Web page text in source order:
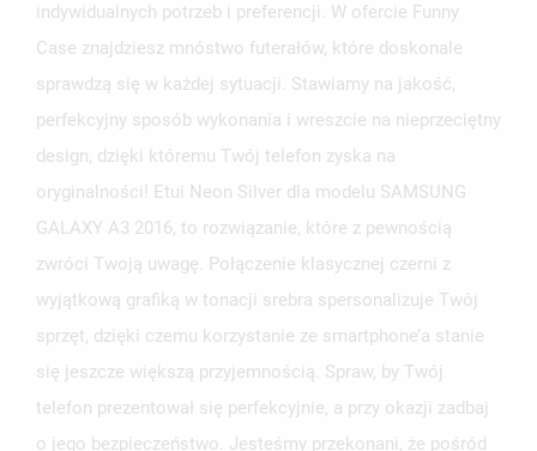
indywidualnych potrzeb i preferencji. W ofercie Funny
Case znajdziesz mnóstwo futerałów, które doskonale
sprawdzą się w każdej sytuacji. Stawiamy na jakość,
perfekcyjny sposób wykonania i wreszcie na nieprzeciętny
design, dzięki któremu Twój telefon zyska na
oryginalności! Etui Neon Silver dla modelu SAMSUNG
GALAXY A3 2016, to rozwiązanie, które z pewnością
zwróci Twoją uwagę. Połączenie klasycznej czerni z
wyjątkową grafiką w tonacji srebra spersonalizuje Twój
sprzęt, dzięki czemu korzystanie ze smartphone’a stanie
się jeszcze większą przyjemnością. Spraw, by Twój
telefon prezentował się perfekcyjnie, a przy okazji zadbaj
o jego bezpieczeństwo. Jesteśmy przekonani, że pośród